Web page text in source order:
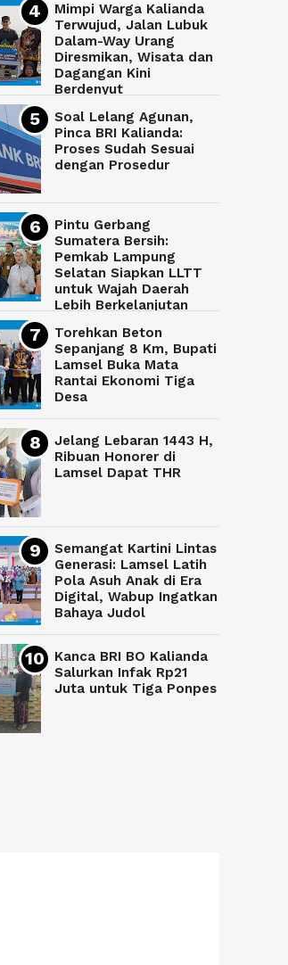
Mimpi Warga Kalianda
Terwujud, Jalan Lubuk
Dalam-Way Urang
Diresmikan, Wisata dan
Dagangan Kini
Berdenyut
Soal Lelang Agunan,
Pinca BRI Kalianda:
Proses Sudah Sesuai
dengan Prosedur
Pintu Gerbang
Sumatera Bersih:
Pemkab Lampung
Selatan Siapkan LLTT
untuk Wajah Daerah
Lebih Berkelanjutan
Torehkan Beton
Sepanjang 8 Km, Bupati
Lamsel Buka Mata
Rantai Ekonomi Tiga
Desa
Jelang Lebaran 1443 H,
Ribuan Honorer di
Lamsel Dapat THR
Semangat Kartini Lintas
Generasi: Lamsel Latih
Pola Asuh Anak di Era
Digital, Wabup Ingatkan
Bahaya Judol
Kanca BRI BO Kalianda
Salurkan Infak Rp21
Juta untuk Tiga Ponpes